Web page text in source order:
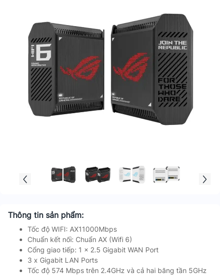
Thông tin sản phẩm:
Tốc độ WIFI: AX11000Mbps
Chuẩn kết nối: Chuẩn AX (Wifi 6)
Cổng giao tiếp: 1 x 2.5 Gigabit WAN Port
3 x Gigabit LAN Ports
Tốc độ 574 Mbps trên 2.4GHz và cả hai băng tần 5GHz